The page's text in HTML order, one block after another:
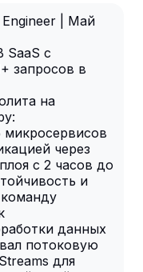
| Май
SaaS с
запросов в
на
микросервисов
через
с 2 часов до
и
данных
потоковую
для